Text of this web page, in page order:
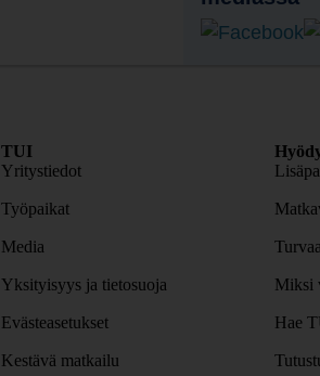
TUI
Yritystiedot
Työpaikat
Media
Yksityisyys ja tietosuoja
Evästeasetukset
Kestävä matkailu
Miksi
Hae